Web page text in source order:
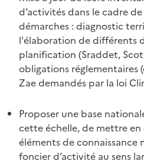
d’activités dans le cadre
démarches : diagnostic
l'élaboration de différents
planification (Sraddet,
obligations réglementaires
Zae demandés par la loi
Proposer une base
cette échelle, de mettre en
éléments de connaissance
foncier d’activité au sens